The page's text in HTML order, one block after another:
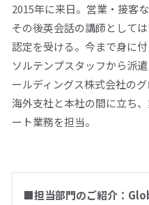
2015年に来日。営業・接客
その後英会話の講師として
認定を受ける。今まで身に
ソルテンプスタッフから派
ールディングス株式会社の
海外支社と本社の間に立ち
ート業務を担当。
■担当部門のご紹介：